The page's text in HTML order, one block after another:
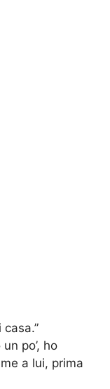
po’, ho
a lui, prima